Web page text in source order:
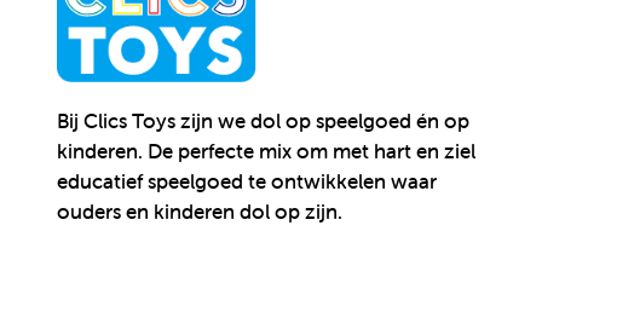
Bij Clics Toys zijn we dol op speelgoed én op
kinderen. De perfecte mix om met hart en ziel
educatief speelgoed te ontwikkelen waar
ouders en kinderen dol op zijn.